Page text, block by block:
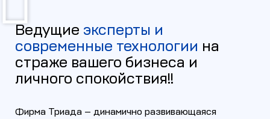
Ведущие эксперты и
современные технологии на
страже вашего бизнеса и
личного спокойствия!!
Фирма Триада — динамично развивающаяся